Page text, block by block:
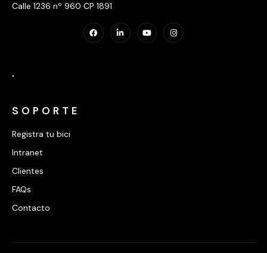
Calle 1236 nº 960 CP 1891
.
SOPORTE
Registra tu bici
Intranet
Clientes
FAQs
Contacto